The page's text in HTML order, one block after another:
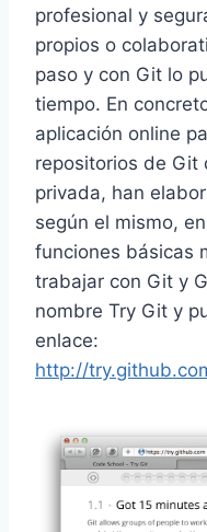
profesional y
propios o
paso y con Git lo
tiempo. En
aplicación online
repositorios de Git
privada, han
según el mismo,
funciones básicas
trabajar con Git y
nombre Try Git y
enlace:
http://